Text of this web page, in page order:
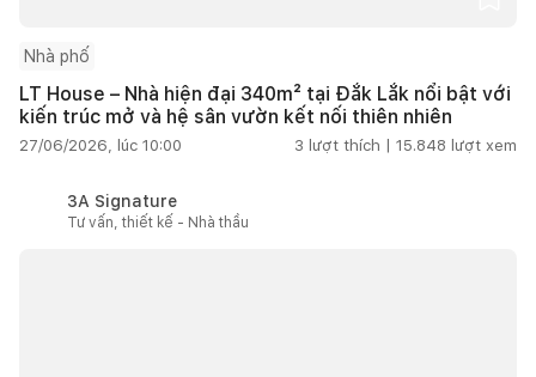
Nhà phố
LT House – Nhà hiện đại 340m² tại Đắk Lắk nổi bật với
kiến trúc mở và hệ sân vườn kết nối thiên nhiên
27/06/2026, lúc 10:00 3 lượt thích | 15.848 lượt xem
3A Signature
Tư vấn, thiết kế - Nhà thầu